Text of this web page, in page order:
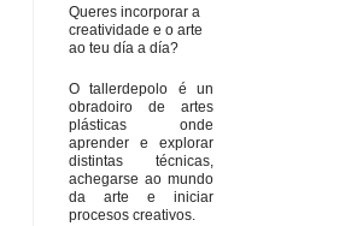
Queres incorporar a
creatividade e o arte
ao teu día a día?
O tallerdepolo é un
obradoiro de artes
plásticas onde
aprender e explorar
distintas técnicas,
achegarse ao mundo
da arte e iniciar
procesos creativos.